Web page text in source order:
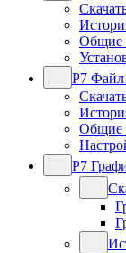
Общие
Р7
Общие
Р7